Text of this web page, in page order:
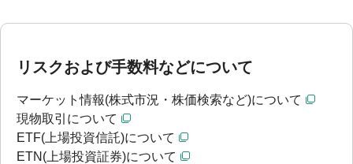
リスクおよび手数料などについて
マーケット情報(株式市況・株価検索など)について
現物取引について
ETF(上場投資信託)について
ETN(上場投資証券)について